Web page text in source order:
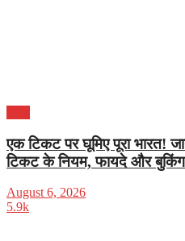
एक टिकट पर घूमिए पूरा भारत!
टिकट के नियम, फायदे और
August 6, 2026
5.9k